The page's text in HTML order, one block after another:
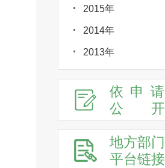
2015年
2014年
2013年
依申请
公
开
地方部门
平台链接